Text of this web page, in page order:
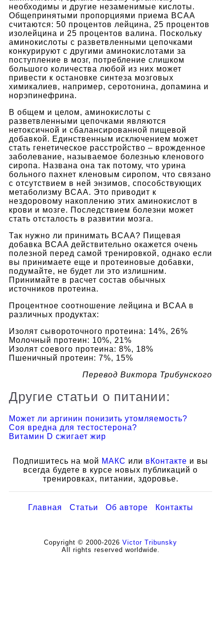
необходимы и другие незаменимые кислоты.
Общепринятыми пропорциями приема BCAA
считаются: 50 процентов лейцина, 25 процентов
изолейцина и 25 процентов валина. Поскольку
аминокислоты с разветвленными цепочками
конкурируют с другими аминокислотами за
поступление в мозг, потребление слишком
большого количества любой из них может
привести к остановке синтеза мозговых
химикалиев, например, серотонина, допамина и
норэпинефрина.
В общем и целом, аминокислоты с
разветвленными цепочками являются
нетоксичной и сбалансированной пищевой
добавкой. Единственным исключением может
стать генетическое расстройство – врожденное
заболевание, называемое болезнью кленового
сиропа. Названа она так потому, что урина
больного пахнет кленовым сиропом, что связано
с отсутствием в ней энзимов, способствующих
метаболизму BCAA. Это приводит к
нездоровому накоплению этих аминокислот в
крови и мозге. Последствием болезни может
стать отсталость в развитии мозга.
Так нужно ли принимать BCAA? Пищевая
добавка BCAA действительно окажется очень
полезной перед самой тренировкой, однако если
вы принимаете еще и протеиновые добавки,
подумайте, не будет ли это излишним.
Принимайте в расчет состав обычных
источников протеина.
Процентное соотношение лейцина и BCAA в
различных продуктах:
Изолят сывороточного протеина: 14%, 26%
Молочный протеин: 10%, 21%
Изолят соевого протеина: 8%, 18%
Пшеничный протеин: 7%, 15%
Перевод Виктора Трибунского
Другие статьи о питании:
Может ли аргинин понизить утомляемость?
Соя вредна для тестостерона?
Витамин D сжигает жир
Подпишитесь на мой МАКС или вКонтакте и вы
всегда будете в курсе новых публикаций о
тренировках, питании, здоровье.
Главная Статьи Об авторе Контакты
Copyright © 2000-2026 Victor Tribunsky
All rights reserved worldwide.